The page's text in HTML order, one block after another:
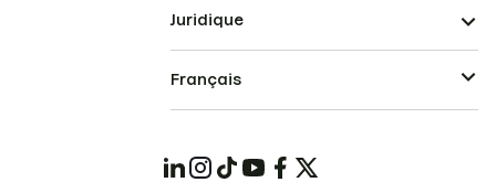
Juridique
Français